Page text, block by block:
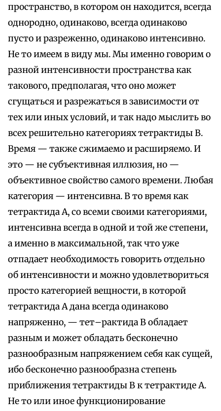
пространство, в котором он находится, всегда
однородно, одинаково, всегда одинаково
пусто и разреженно, одинаково интенсивно.
Не то имеем в виду мы. Мы именно говорим о
разной интенсивности пространства как
такового, предполагая, что оно может
сгущаться и разрежаться в зависимости от
тех или иных условий, и так надо мыслить во
всех решительно категориях тетрактиды В.
Время — также сжимаемо и расширяемо. И
это — не субъективная иллюзия, но —
объективное свойство самого времени. Любая
категория — интенсивна. В то время как
тетрактида А, со всеми своими категориями,
интенсивна всегда в одной и той же степени,
а именно в максимальной, так что уже
отпадает необходимость говорить отдельно
об интенсивности и можно удовлетвориться
просто категорией вещности, в которой
тетрактида А дана всегда одинаково
напряженно, — тет–рактида В обладает
разным и может обладать бесконечно
разнообразным напряжением себя как сущей,
ибо бесконечно разнообразна степень
приближения тетрактиды В к тетрактиде А.
Не то или иное функционирование